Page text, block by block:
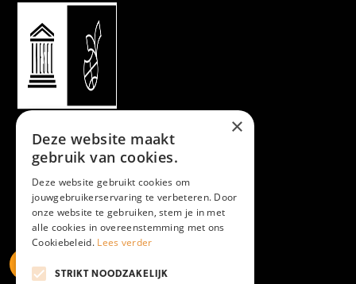
×
Deze website maakt
gebruik van cookies.
Deze website gebruikt cookies om
jouwgebruikerservaring te verbeteren. Door
onze website te gebruiken, stem je in met
alle cookies in overeenstemming met ons
Cookiebeleid. Lees verder
STRIKT NOODZAKELIJK